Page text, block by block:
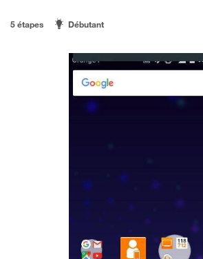
5 étapes Débutant